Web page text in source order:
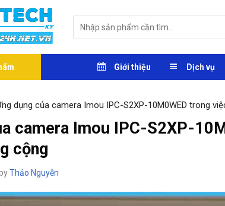
kiếm:
Giới thiệu Dịch vụ
dụng của camera Imou IPC-S2XP-10M0WED trong
camera Imou IPC-S2XP-
cộng
Thảo Nguyễn